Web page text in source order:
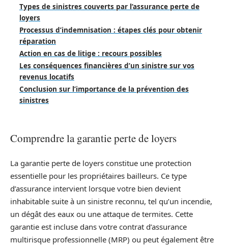
Types de sinistres couverts par l’assurance perte de
loyers
Processus d’indemnisation : étapes clés pour obtenir
réparation
Action en cas de litige : recours possibles
Les conséquences financières d’un sinistre sur vos
revenus locatifs
Conclusion sur l’importance de la prévention des
sinistres
Comprendre la garantie perte de loyers
La garantie perte de loyers constitue une protection
essentielle pour les propriétaires bailleurs. Ce type
d’assurance intervient lorsque votre bien devient
inhabitable suite à un sinistre reconnu, tel qu’un incendie,
un dégât des eaux ou une attaque de termites. Cette
garantie est incluse dans votre contrat d’assurance
multirisque professionnelle (MRP) ou peut également être